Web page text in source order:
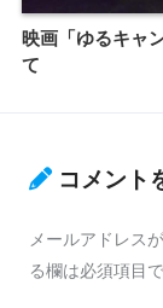
映画「ゆるキャ
て
コメント
メールアドレス
る欄は必須項目